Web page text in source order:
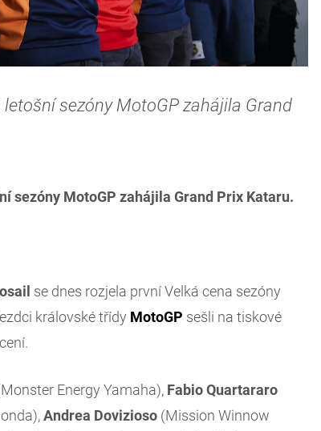
sezóny MotoGP zahájila Grand
sezóny MotoGP zahájila Grand Prix Kataru.
se dnes rozjela první Velká cena sezóny
královské třídy MotoGP sešli na tiskové
Energy Yamaha), FabioQuartararo
Andrea Dovizioso (Mission Winnow